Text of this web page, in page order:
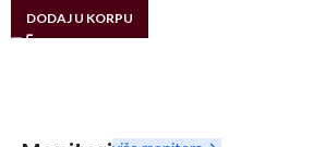
DODAJ U KORPU